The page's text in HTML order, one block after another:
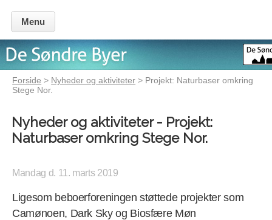
Menu
Forside > Nyheder og aktiviteter > Projekt: Naturbaser omkring
Stege Nor.
Nyheder og aktiviteter - Projekt:
Naturbaser omkring Stege Nor.
Mandag d. 11. marts 2019
Ligesom beboerforeningen støttede projekter som
Camønoen, Dark Sky og Biosfære Møn